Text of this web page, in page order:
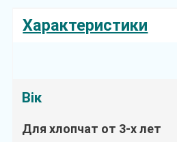
Характеристики
Вік
Для хлопчат от 3-х лет